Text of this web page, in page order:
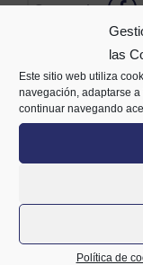
las
Este sitio web utiliza
navegación, adaptarse
continuar navegando
Política de
Compartir